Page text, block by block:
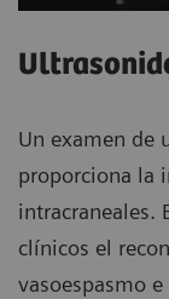
Un examen de
proporciona la
intracraneales.
clínicos el
vasoespasmo